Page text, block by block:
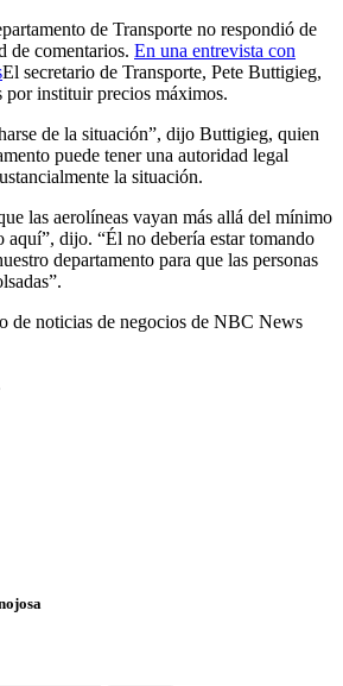
de Transporte no respondió de
de comentarios. En una entrevista con
El secretario de Transporte, Pete Buttigieg,
por instituir precios máximos.
de la situación”, dijo Buttigieg, quien
puede tener una autoridad legal
la situación.
las aerolíneas vayan más allá del mínimo
aquí”, dijo. “Él no debería estar tomando
departamento para que las personas
de noticias de negocios de NBC News